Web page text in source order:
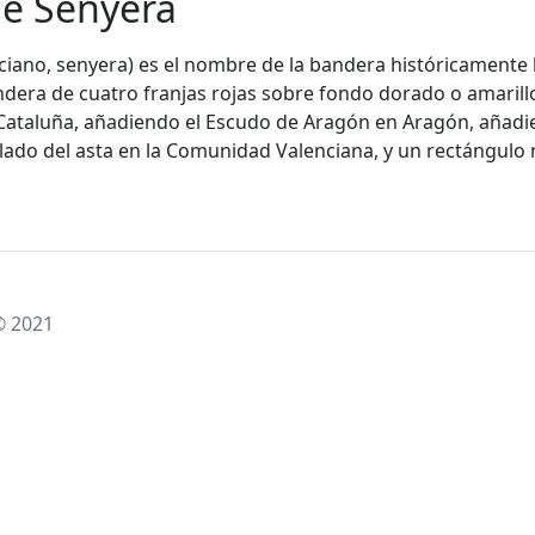
senyera) es el nombre de la bandera históricamente
de cuatro franjas rojas sobre fondo dorado o
añadiendo el Escudo de Aragón en Aragón,
del asta en la Comunidad Valenciana, y un
2021